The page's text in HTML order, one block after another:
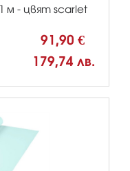
м - цвят scarlet
91,90 €
179,74 лв.